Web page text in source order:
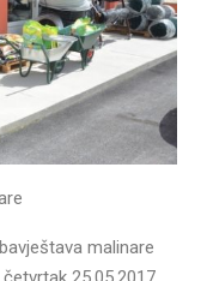
malinare